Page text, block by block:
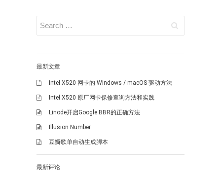
最新文章
Intel X520 网卡的 Windows / macOS 驱动方法
Intel X520 原厂网卡保修查询方法和实践
Linode开启Google BBR的正确方法
Illusion Number
豆瓣歌单自动生成脚本
最新评论